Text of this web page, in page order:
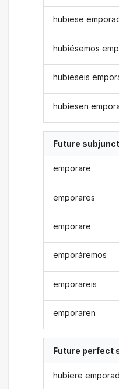
hubiese
hubiésemos
hubieseis
hubiesen
Future
emporare
emporares
emporare
emporáremos
emporareis
emporaren
Future perfect
hubiere